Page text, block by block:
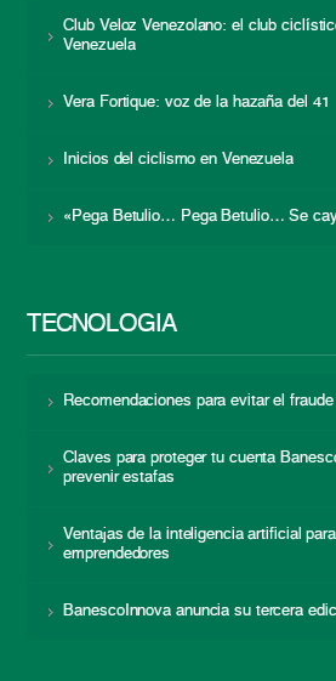
Club Veloz Venezolano: el club
Venezuela
Vera Fortique: voz de la hazaña del 41
Inicios del ciclismo en Venezuela
«Pega Betulio… Pega Betulio… Se
TECNOLOGÍA
Recomendaciones para evitar el
Claves para proteger tu cuenta
prevenir estafas
Ventajas de la inteligencia artificial
emprendedores
BanescoInnova anuncia su tercera